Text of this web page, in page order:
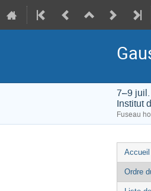
7–9
Institut
Fuseau
Menu
de
Accueil
Ordre